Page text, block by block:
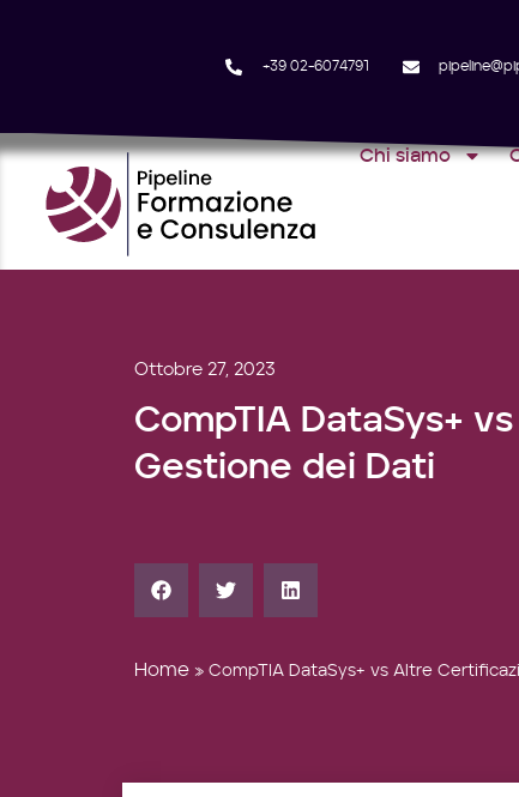
+39 02-6074791
Chi siamo
Ottobre 27, 2023
CompTIA DataSys+
Gestione dei Dati
Home » CompTIA DataSys+ vs Altre